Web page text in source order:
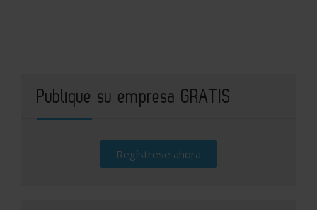
Publique su empresa GRATIS
Regístrese ahora